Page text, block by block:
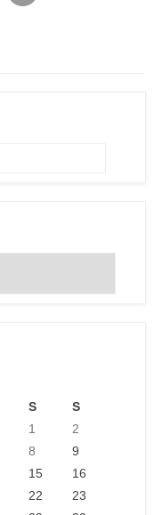
S
S
1
2
8
9
15
16
22
23